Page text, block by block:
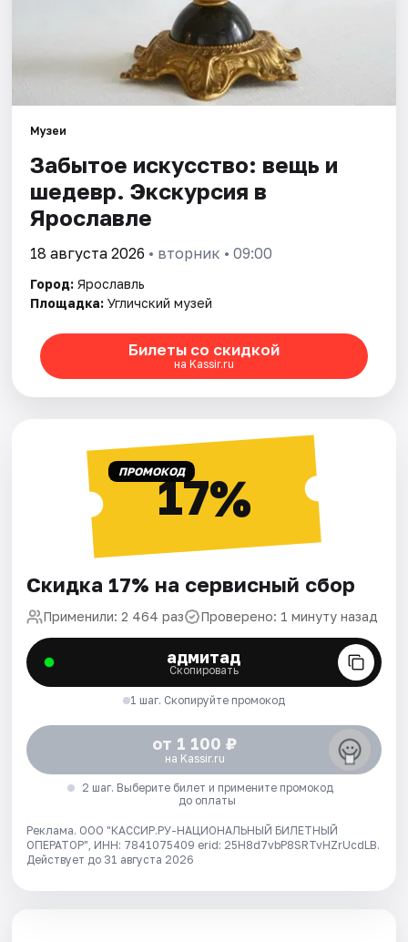
Музеи
Забытое искусство: вещь и
шедевр. Экскурсия в
Ярославле
18 августа 2026 • вторник • 09:00
Город: Ярославль
Площадка: Угличский музей
Билеты со скидкой
на Kassir.ru
ПРОМОКОД17%
Скидка 17% на сервисный сбор
Применили: 2 464 раз Проверено: 1 минуту назад
адмитад
Скопировать
1 шаг. Скопируйте промокод
от 1 100 ₽
на Kassir.ru
2 шаг. Выберите билет и примените промокод
до оплаты
Реклама. ООО "КАССИР.РУ-НАЦИОНАЛЬНЫЙ БИЛЕТНЫЙ
ОПЕРАТОР", ИНН: 7841075409 erid: 25H8d7vbP8SRTvHZrUcdLB.
Действует до 31 августа 2026